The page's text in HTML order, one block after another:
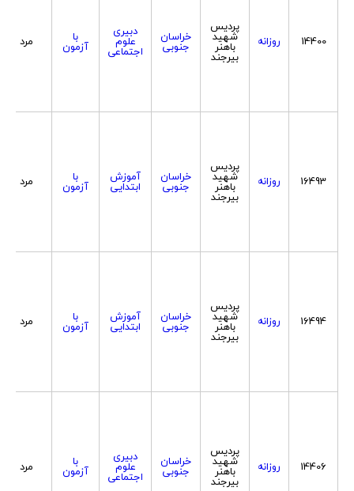
14400 روزانه
پردیس
شهید
باهنر
بیرجند
خراسان
جنوبی
دبیری
علوم
اجتماعی
با
آزمون مرد
16493 روزانه
پردیس
شهید
باهنر
بیرجند
خراسان
جنوبی
آموزش
ابتدایی
با
آزمون مرد
16494 روزانه
پردیس
شهید
باهنر
بیرجند
خراسان
جنوبی
آموزش
ابتدایی
با
آزمون مرد
14406 روزانه
پردیس
شهید
باهنر
بیرجند
خراسان
جنوبی
دبیری
علوم
اجتماعی
با
آزمون مرد